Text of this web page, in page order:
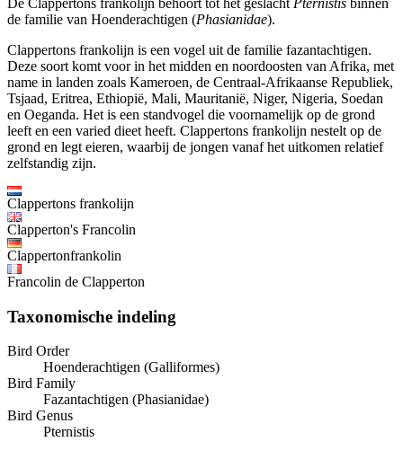
De Clappertons frankolijn behoort tot het geslacht Pternistis binnen
de familie van Hoenderachtigen (Phasianidae).
Clappertons frankolijn is een vogel uit de familie fazantachtigen.
Deze soort komt voor in het midden en noordoosten van Afrika, met
name in landen zoals Kameroen, de Centraal-Afrikaanse Republiek,
Tsjaad, Eritrea, Ethiopië, Mali, Mauritanië, Niger, Nigeria, Soedan
en Oeganda. Het is een standvogel die voornamelijk op de grond
leeft en een varied dieet heeft. Clappertons frankolijn nestelt op de
grond en legt eieren, waarbij de jongen vanaf het uitkomen relatief
zelfstandig zijn.
Clappertons frankolijn
Clapperton's Francolin
Clappertonfrankolin
Francolin de Clapperton
Taxonomische indeling
Bird Order
Hoenderachtigen (Galliformes)
Bird Family
Fazantachtigen (Phasianidae)
Bird Genus
Pternistis